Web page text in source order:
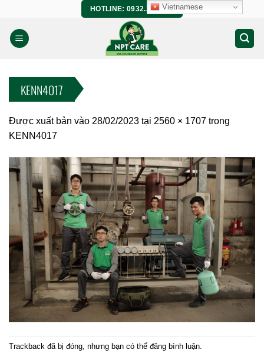
nội
dung
HOTLINE: 0932.266.458
KENN4017
Được xuất bản vào 28/02/2023 tại 2560 × 1707 trong
KENN4017
Trackback đã bị đóng, nhưng bạn có thể đăng bình luận.
Vietnamese